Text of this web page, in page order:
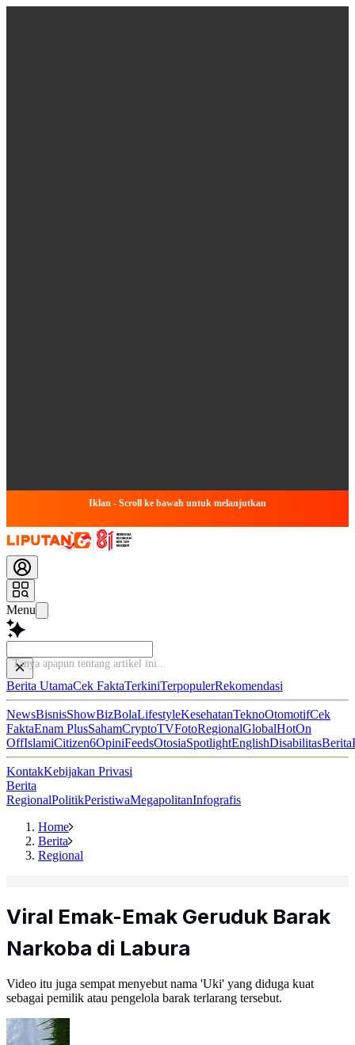
Iklan - Scroll ke bawah untuk melanjutkan
Menu
Tanya apapun tentang
Berita UtamaCek FaktaTerkiniTerpopulerRekomendasi
NewsBisnisShowBizBolaLifestyleKesehatanTeknoOtomotifCek
FaktaEnam PlusSahamCryptoTVFotoRegionalGlobalHotOn
OffIslamiCitizen6OpiniFeedsOtosiaSpotlightEnglishDisabilitasBerita
KontakKebijakan Privasi
Berita
RegionalPolitikPeristiwaMegapolitanInfografis
Home
Berita
Regional
Viral Emak-Emak Geruduk Barak
Narkoba di Labura
Video itu juga sempat menyebut nama 'Uki' yang diduga kuat
sebagai pemilik atau pengelola barak terlarang tersebut.